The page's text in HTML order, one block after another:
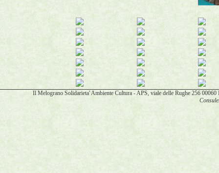
Il Melograno Solidarieta' Ambiente Cultura - APS, viale delle Rughe 256